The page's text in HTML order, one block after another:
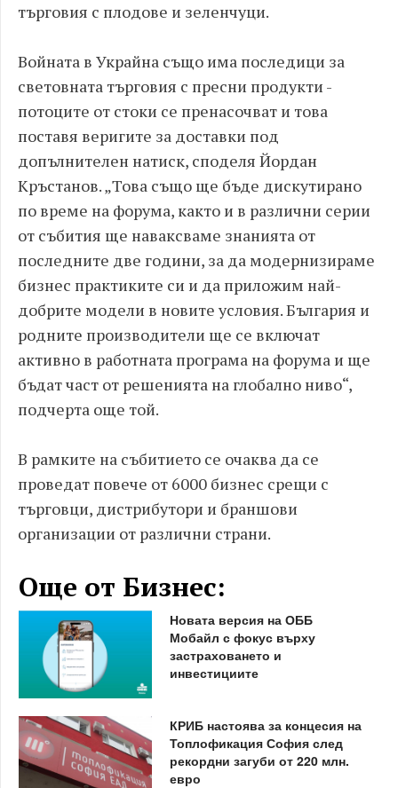
търговия с плодове и зеленчуци.
Войната в Украйна също има последици за
световната търговия с пресни продукти -
потоците от стоки се пренасочват и това
поставя веригите за доставки под
допълнителен натиск, споделя Йордан
Кръстанов. „Това също ще бъде дискутирано
по време на форума, както и в различни серии
от събития ще наваксваме знанията от
последните две години, за да модернизираме
бизнес практиките си и да приложим най-
добрите модели в новите условия. България и
родните производители ще се включат
активно в работната програма на форума и ще
бъдат част от решенията на глобално ниво“,
подчерта още той.
В рамките на събитието се очаква да се
проведат повече от 6000 бизнес срещи с
търговци, дистрибутори и браншови
организации от различни страни.
Още от Бизнес:
Новата версия на ОББ
Мобайл с фокус върху
застраховането и
инвестициите
КРИБ настоява за концесия на
Топлофикация София след
рекордни загуби от 220 млн.
евро